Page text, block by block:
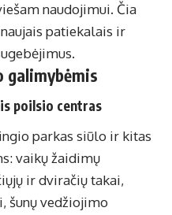
naudojimui. Čia
patiekalais ir
galimybėmis
poilsio centras
parkas siūlo ir kitas
vaikų žaidimų
ir dviračių takai,
šunų vedžiojimo